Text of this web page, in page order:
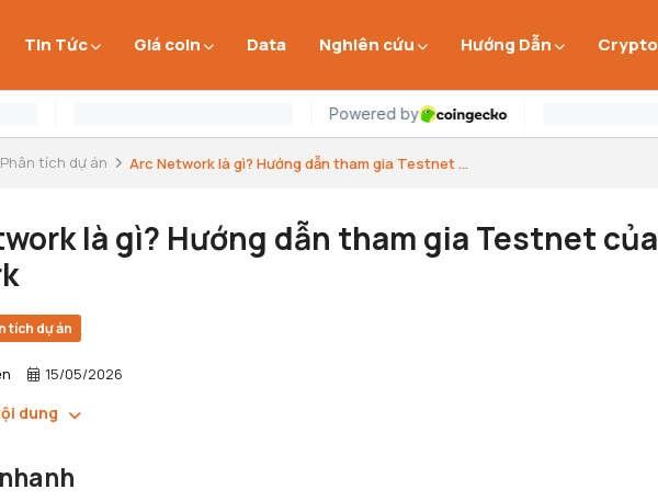
Tin Tức Giá coin Data Nghiên cứu Hướng Dẫn
Phân tích dự án Arc Network là gì? Hướng dẫn tham gia Testnet ...
là gì? Hướng dẫn tham gia Testnet
tích dự án
15/05/2026
dung